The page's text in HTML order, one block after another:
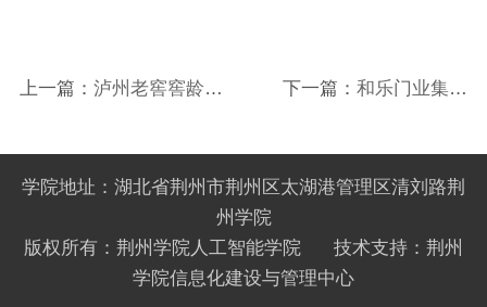
上一篇： 泸州老窖窖龄酒
下一篇：和乐门业集团
学院地址：湖北省荆州市荆州区太湖港管理区清刘路荆
州学院
版权所有：荆州学院人工智能学院 技术支持：荆州
学院信息化建设与管理中心